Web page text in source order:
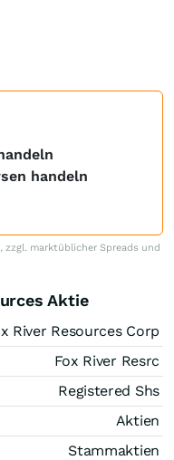
handeln
zzgl. marktüblicher Spreads und
Aktie
River Resources Corp
Fox River Resrc
Registered Shs
Aktien
Stammaktien